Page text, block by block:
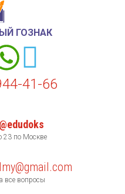
ГОЗНАК
41-66
@edudoks
23 по Москве
все вопросы